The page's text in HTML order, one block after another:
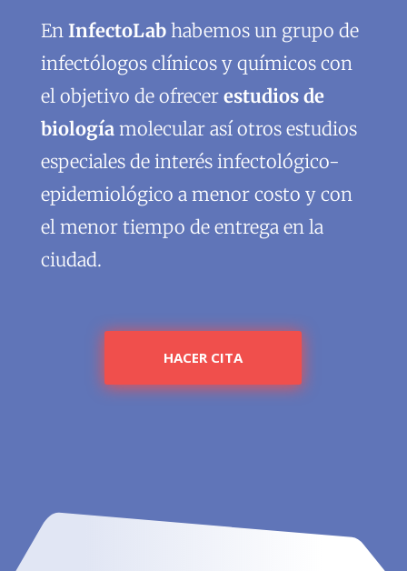
En InfectoLab habemos un grupo de
infectólogos clínicos y químicos con
el objetivo de ofrecer estudios de
biologíamolecular así otros estudios
especiales de interés infectológico-
epidemiológico a menor costo y con
el menor tiempo de entrega en la
ciudad.
HACER CITA